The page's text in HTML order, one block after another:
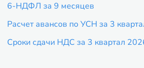
6-НДФЛ за 9 месяцев
Расчет авансов по УСН за 3
Сроки сдачи НДС за 3 квартал